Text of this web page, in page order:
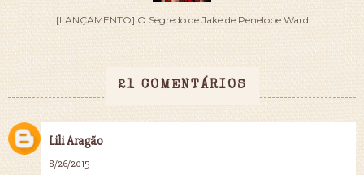
[LANÇAMENTO] O Segredo de Jake de Penelope Ward
21 COMENTÁRIOS
Lili Aragão
8/26/2015